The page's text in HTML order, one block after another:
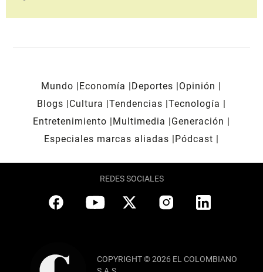
Mundo Economía Deportes
Opinión
Blogs
Cultura Tendencias Tecnología
Entretenimiento
Multimedia
Generación
Especiales marcas aliadas
Pódcast
REDES SOCIALES
COPYRIGHT © 2026 EL COLOMBIANO